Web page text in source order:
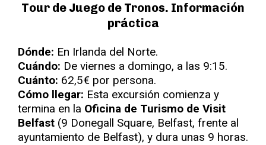
Tour de Juego de Tronos. Información
práctica
Dónde: En Irlanda del Norte.
Cuándo: De viernes a domingo, a las 9:15.
Cuánto: 62,5€ por persona.
Cómo llegar: Esta excursión comienza y
termina en la Oficina de Turismo de Visit
Belfast (9 Donegall Square, Belfast, frente al
ayuntamiento de Belfast), y dura unas 9 horas.